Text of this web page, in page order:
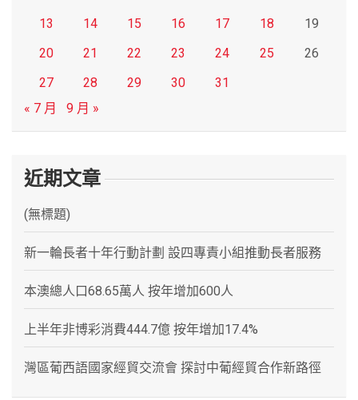
13
14 15 16 17 18
19
20
21 22 23 24 25
26
27
28 29 30
31
« 7 月
9 月 »
近期文章
(無標題)
新一輪長者十年行動計劃 設四專責小組推動長者服務
本澳總人口68.65萬人 按年增加600人
上半年非博彩消費444.7億 按年增加17.4%
灣區葡西語國家經貿交流會 探討中葡經貿合作新路徑